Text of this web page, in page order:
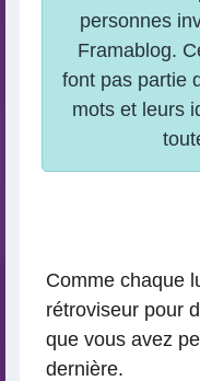
Comme chaque
rétroviseur pour
que vous avez
dernière.